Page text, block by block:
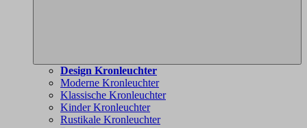
Design Kronleuchter
Moderne Kronleuchter
Klassische Kronleuchter
Kinder Kronleuchter
Rustikale Kronleuchter